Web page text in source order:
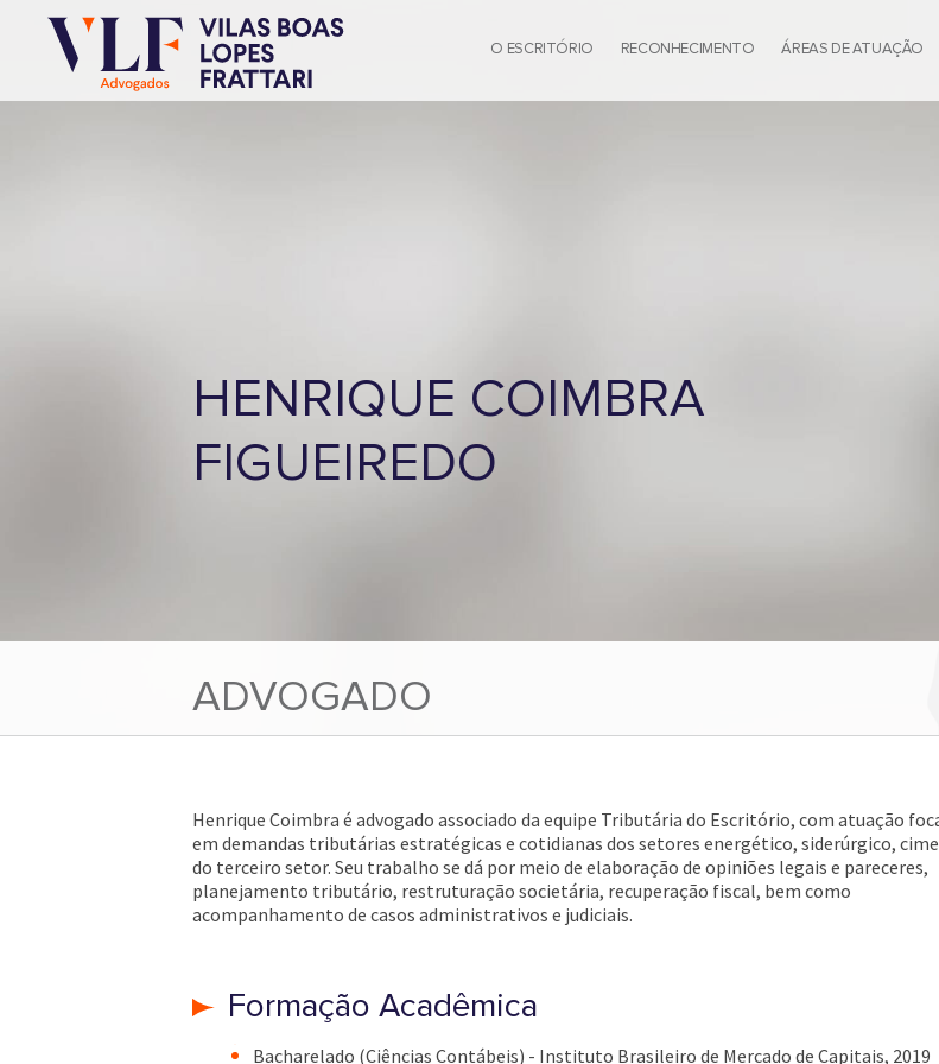
O ESCRITÓRIO RECONHECIMENTO ÁREAS DE ATUAÇÃO
HENRIQUE COIMBRA
FIGUEIREDO
ADVOGADO
Henrique Coimbra é advogado associado da equipe Tributária do Escritório, com atuação
em demandas tributárias estratégicas e cotidianas dos setores energético, siderúrgico,
do terceiro setor. Seu trabalho se dá por meio de elaboração de opiniões legais e pareceres,
planejamento tributário, restruturação societária, recuperação fiscal, bem como
acompanhamento de casos administrativos e judiciais.
Formação Acadêmica
Bacharelado (Ciências Contábeis) - Instituto Brasileiro de Mercado de Capitais, 2019